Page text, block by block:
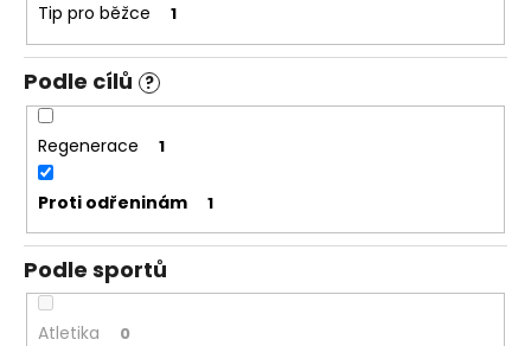
Tip pro běžce 1
Podle cílů ?
Regenerace 1
Proti odřeninám 1
Podle sportů
Atletika 0